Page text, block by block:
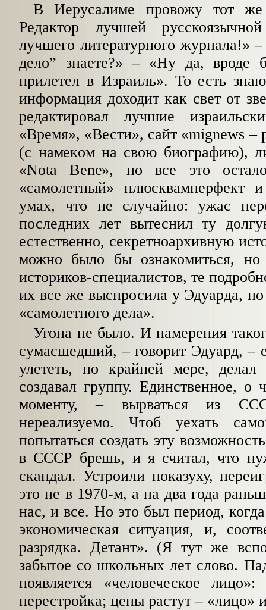
В Иерусалиме провожу тот же
Редактор лучшей
лучшего литературного журнала!»
дело” знаете?» – «Ну да, вроде
прилетел в Израиль». То есть
информация доходит как свет от
редактировал лучшие
«Время», «Вести», сайт «mignews –
(с намеком на свою биографию),
«Nota Bene», но все это
«самолетный» плюсквамперфект
умах, что не случайно: ужас
последних лет вытеснил ту
естественно, секретноархивную
можно было бы ознакомиться,
историков-специалистов, те
их все же выспросила у Эдуарда,
«самолетного дела».
Угона не было. И намерения
сумасшедший, – говорит Эдуард, –
улететь, по крайней мере,
создавал группу. Единственное,
моменту, – вырваться из
нереализуемо. Чтоб уехать
попытаться создать эту
в СССР брешь, и я считал, что
скандал. Устроили показуху,
это не в 1970-м, а на два года
нас, и все. Но это был период,
экономическая ситуация, и,
разрядка. Детант». (Я тут же
забытое со школьных лет слово.
появляется «человеческое лицо»:
перестройка; цены растут – «лицо»